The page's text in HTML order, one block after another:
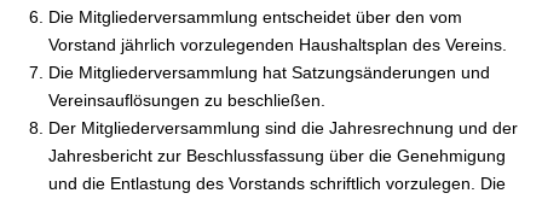
Die Mitgliederversammlung entscheidet über den vom
Vorstand jährlich vorzulegenden Haushaltsplan des Vereins.
Die Mitgliederversammlung hat Satzungsänderungen und
Vereinsauflösungen zu beschließen.
Der Mitgliederversammlung sind die Jahresrechnung und der
Jahresbericht zur Beschlussfassung über die Genehmigung
und die Entlastung des Vorstands schriftlich vorzulegen. Die